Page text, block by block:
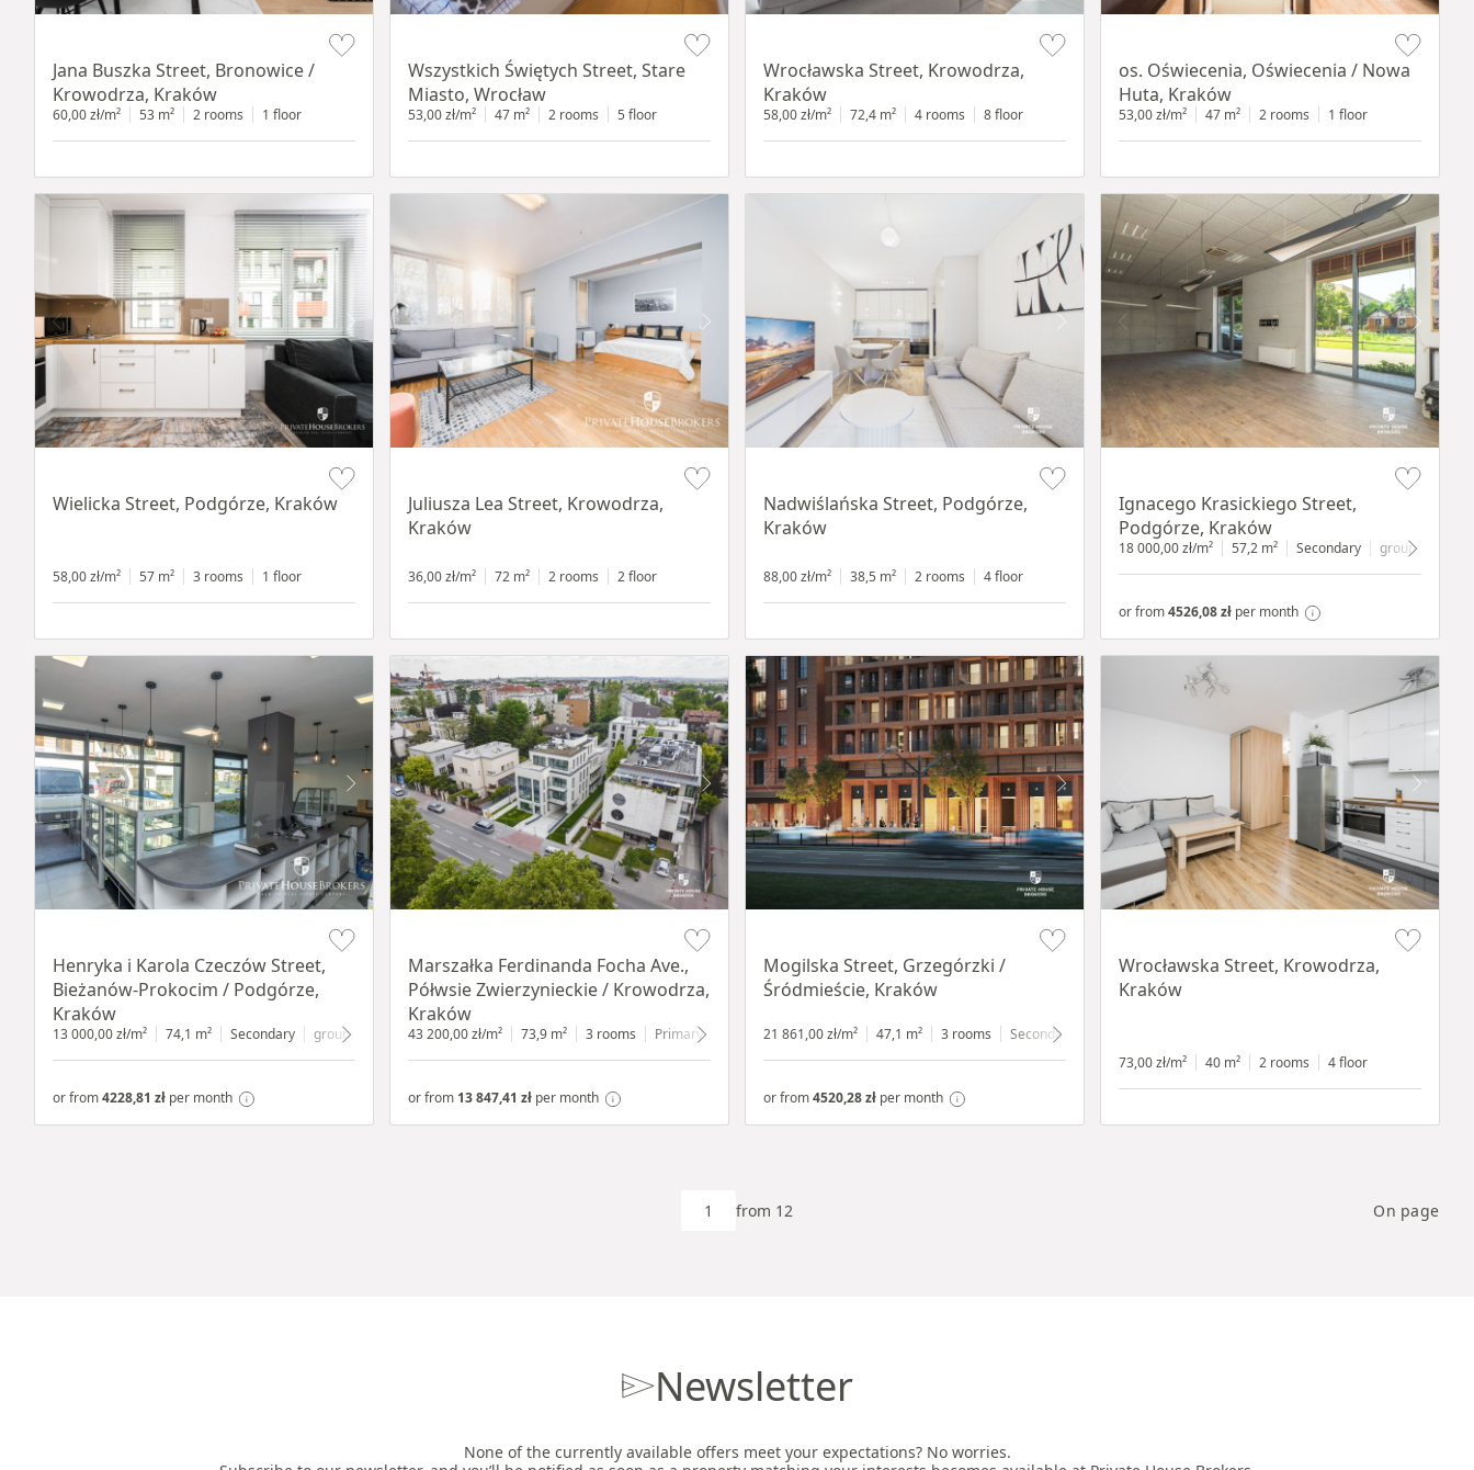
Jana Buszka Street, Bronowice /
Krowodrza, Kraków
60,00 zł/m² 53 m² 2 rooms 1 floor
Wszystkich Świętych Street, Stare
Miasto, Wrocław
53,00 zł/m² 47 m² 2 rooms 5 floor
Wrocławska Street, Krowodrza,
Kraków
58,00 zł/m² 72,4 m² 4 rooms 8 floor
os. Oświecenia, Oświecenia / Nowa
Huta, Kraków
53,00 zł/m² 47 m² 2 rooms 1 floor
Wielicka Street, Podgórze, Kraków
58,00 zł/m² 57 m² 3 rooms 1 floor
Juliusza Lea Street, Krowodrza,
Kraków
36,00 zł/m² 72 m² 2 rooms 2 floor
Nadwiślańska Street, Podgórze,
Kraków
88,00 zł/m² 38,5 m² 2 rooms 4 floor
Ignacego Krasickiego Street,
Podgórze, Kraków
18 000,00 zł/m² 57,2 m² Secondary ground floor
or from4526,08 zł per month
Henryka i Karola Czeczów Street,
Bieżanów-Prokocim / Podgórze,
Kraków
13 000,00 zł/m² 74,1 m² Secondary ground floor with shop window
or from4228,81 zł per month
Marszałka Ferdinanda Focha Ave.,
Półwsie Zwierzynieckie / Krowodrza,
Kraków
43 200,00 zł/m² 73,9 m² 3 rooms Primary
or from 13 847,41 zł per month
Mogilska Street, Grzegórzki /
Śródmieście, Kraków
21 861,00 zł/m² 47,1 m² 3 rooms Secondary
or from4520,28 zł per month
Wrocławska Street, Krowodrza,
Kraków
73,00 zł/m² 40 m² 2 rooms 4 floor
from 12 On page
Newsletter
None of the currently available offers meet your expectations? No worries.